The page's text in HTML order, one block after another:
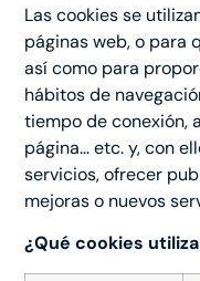
Las cookies se
páginas web, o para
así como para
hábitos de
tiempo de conexión,
página… etc. y, con
servicios, ofrecer
mejoras o nuevos
¿Qué cookies